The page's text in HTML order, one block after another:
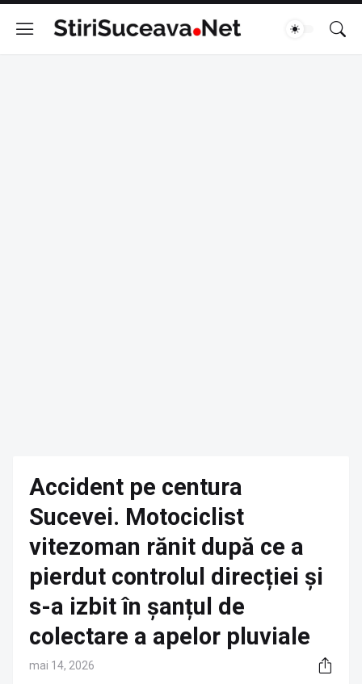
Accident pe centura
Sucevei. Motociclist
vitezoman rănit după ce a
pierdut controlul direcției și
s-a izbit în șanțul de
colectare a apelor pluviale
mai 14, 2026